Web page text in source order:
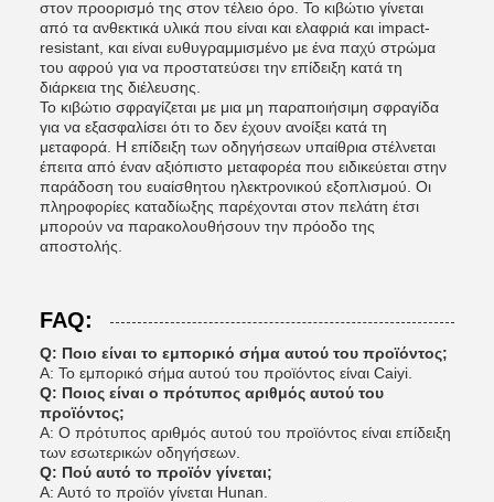
στον προορισμό της στον τέλειο όρο. Το κιβώτιο γίνεται
από τα ανθεκτικά υλικά που είναι και ελαφριά και impact-
resistant, και είναι ευθυγραμμισμένο με ένα παχύ στρώμα
του αφρού για να προστατεύσει την επίδειξη κατά τη
διάρκεια της διέλευσης.
Το κιβώτιο σφραγίζεται με μια μη παραποιήσιμη σφραγίδα
για να εξασφαλίσει ότι το δεν έχουν ανοίξει κατά τη
μεταφορά. Η επίδειξη των οδηγήσεων υπαίθρια στέλνεται
έπειτα από έναν αξιόπιστο μεταφορέα που ειδικεύεται στην
παράδοση του ευαίσθητου ηλεκτρονικού εξοπλισμού. Οι
πληροφορίες καταδίωξης παρέχονται στον πελάτη έτσι
μπορούν να παρακολουθήσουν την πρόοδο της
αποστολής.
FAQ:
Q: Ποιο είναι το εμπορικό σήμα αυτού του προϊόντος;
Α: Το εμπορικό σήμα αυτού του προϊόντος είναι Caiyi.
Q: Ποιος είναι ο πρότυπος αριθμός αυτού του
προϊόντος;
Α: Ο πρότυπος αριθμός αυτού του προϊόντος είναι επίδειξη
των εσωτερικών οδηγήσεων.
Q: Πού αυτό το προϊόν γίνεται;
Α: Αυτό το προϊόν γίνεται Hunan.